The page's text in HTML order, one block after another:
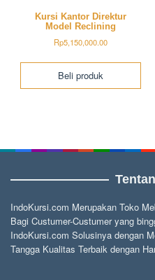
Kursi Kantor Direktur
Model Reclining
Rp5,150,000.00
Beli produk
IndoKursi.com Merupakan Toko
Bagi Custumer-Custumer yang
IndoKursi.com Solusinya dengan
Tangga Kualitas Terbaik dengan